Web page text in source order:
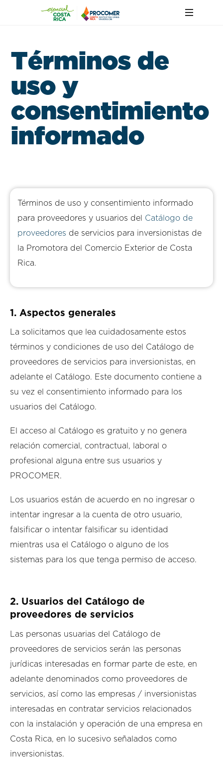
Términos de
uso y
consentimiento
informado
Términos de uso y consentimiento informado
para proveedores y usuarios del Catálogo de
proveedores de servicios para inversionistas de
la Promotora del Comercio Exterior de Costa
Rica.
1. Aspectos generales
La solicitamos que lea cuidadosamente estos
términos y condiciones de uso del Catálogo de
proveedores de servicios para inversionistas, en
adelante el Catálogo. Este documento contiene a
su vez el consentimiento informado para los
usuarios del Catálogo.
El acceso al Catálogo es gratuito y no genera
relación comercial, contractual, laboral o
profesional alguna entre sus usuarios y
PROCOMER.
Los usuarios están de acuerdo en no ingresar o
intentar ingresar a la cuenta de otro usuario,
falsificar o intentar falsificar su identidad
mientras usa el Catálogo o alguno de los
sistemas para los que tenga permiso de acceso.
2. Usuarios del Catálogo de
proveedores de servicios
Las personas usuarias del Catálogo de
proveedores de servicios serán las personas
jurídicas interesadas en formar parte de este, en
adelante denominados como proveedores de
servicios, así como las empresas / inversionistas
interesadas en contratar servicios relacionados
con la instalación y operación de una empresa en
Costa Rica, en lo sucesivo señalados como
inversionistas.